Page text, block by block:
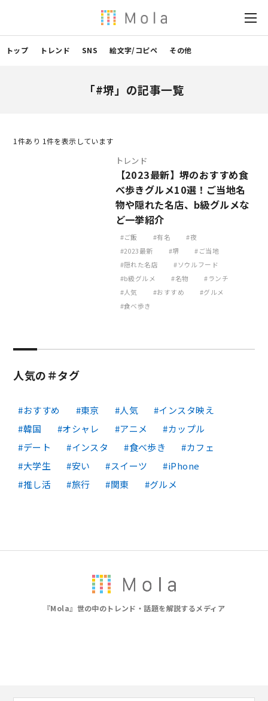
トップ トレンド SNS 絵文字/コピペ その他
「#堺」の記事一覧
1 件あり 1件を表示しています
トレンド
【2023最新】堺のおすすめ食
べ歩きグルメ10選！ご当地名
物や隠れた名店、b級グルメな
ど一挙紹介
ご飯 有名
夜
2023最新
堺
ご当地
隠れた名店
ソウルフード
b級グルメ
名物
ランチ
人気
おすすめ
グルメ
食べ歩き
人気の＃タグ
おすすめ 東京 人気
インスタ映え
韓国
オシャレ アニメ
カップル
デート
インスタ 食べ歩き
カフェ
大学生
安い スイーツ
iPhone
推し活
旅行 関東 グルメ
『Mola』世の中のトレンド・話題を解説するメディア